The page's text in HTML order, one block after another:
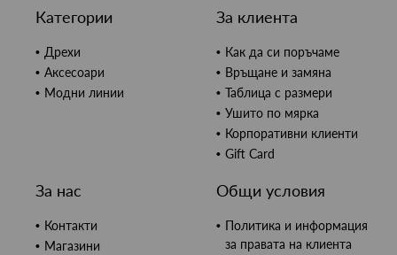
Категории
Дрехи
Аксесоари
Модни линии
За клиента
Как да си поръчаме
Връщане и замяна
Таблица с размери
Ушито по мярка
Корпоративни клиенти
Gift Card
За нас
Контакти
Магазини
Общи условия
Политика и информация
за правата на клиента